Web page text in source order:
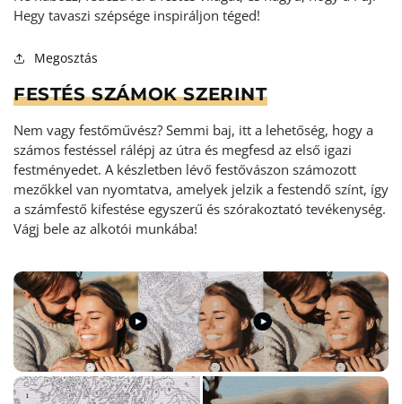
Hegy tavaszi szépsége inspiráljon téged!
Megosztás
FESTÉS SZÁMOK SZERINT
Nem vagy festőművész? Semmi baj, itt a lehetőség, hogy a
számos festéssel rálépj az útra és megfesd az első igazi
festményedet. A készletben lévő festővászon számozott
mezőkkel van nyomtatva, amelyek jelzik a festendő színt, így
a számfestő kifestése egyszerű és szórakoztató tevékenység.
Vágj bele az alkotói munkába!